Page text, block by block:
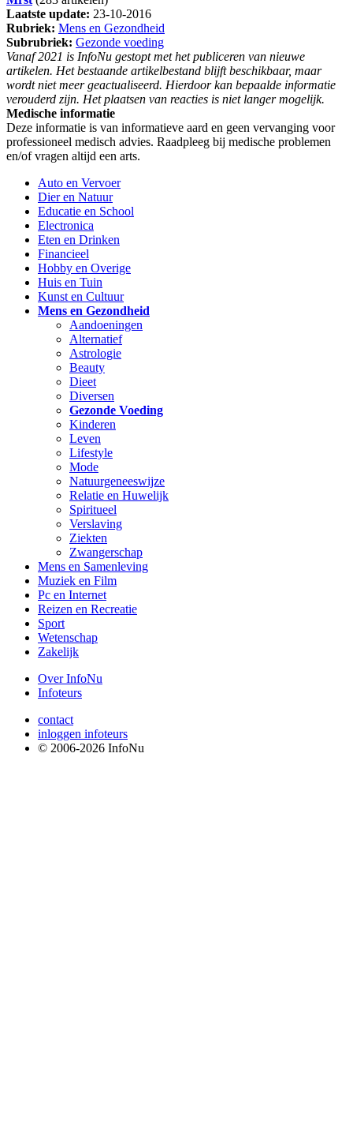
Laatste update: 23-10-2016
Rubriek: Mens en Gezondheid
Subrubriek: Gezonde voeding
Vanaf 2021 is InfoNu gestopt met het publiceren van nieuwe
artikelen. Het bestaande artikelbestand blijft beschikbaar, maar
wordt niet meer geactualiseerd. Hierdoor kan bepaalde informatie
verouderd zijn. Het plaatsen van reacties is niet langer mogelijk.
Medische informatie
Deze informatie is van informatieve aard en geen vervanging voor
professioneel medisch advies. Raadpleeg bij medische problemen
en/of vragen altijd een arts.
Auto en Vervoer
Dier en Natuur
Educatie en School
Electronica
Eten en Drinken
Financieel
Hobby en Overige
Huis en Tuin
Kunst en Cultuur
Mens en Gezondheid
Aandoeningen
Alternatief
Astrologie
Beauty
Dieet
Diversen
Gezonde Voeding
Kinderen
Leven
Lifestyle
Mode
Natuurgeneeswijze
Relatie en Huwelijk
Spiritueel
Verslaving
Ziekten
Zwangerschap
Mens en Samenleving
Muziek en Film
Pc en Internet
Reizen en Recreatie
Sport
Wetenschap
Zakelijk
Over InfoNu
Infoteurs
contact
inloggen infoteurs
© 2006-2026 InfoNu